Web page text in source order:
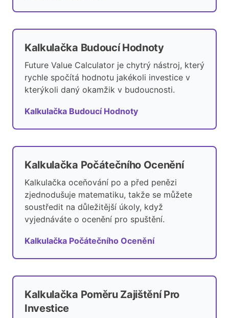
Kalkulačka Budoucí Hodnoty
Future Value Calculator je chytrý nástroj, který
rychle spočítá hodnotu jakékoli investice v
kterýkoli daný okamžik v budoucnosti.
Kalkulačka Budoucí Hodnoty
Kalkulačka Počátečního Ocenění
Kalkulačka oceňování po a před penězi
zjednodušuje matematiku, takže se můžete
soustředit na důležitější úkoly, když
vyjednáváte o ocenění pro spuštění.
Kalkulačka Počátečního Ocenění
Kalkulačka Poměru Zajištění Pro
Investice